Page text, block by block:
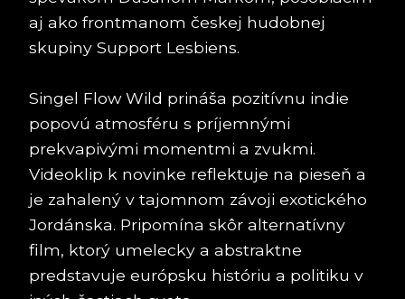
aj ako frontmanom českej hudobnej
skupiny Support Lesbiens.
Singel Flow Wild prináša pozitívnu indie
popovú atmosféru s príjemnými
prekvapivými momentmi a zvukmi.
Videoklip k novinke reflektuje na pieseň a
je zahalený v tajomnom závoji exotického
Jordánska. Pripomína skôr alternatívny
film, ktorý umelecky a abstraktne
predstavuje európsku históriu a politiku v